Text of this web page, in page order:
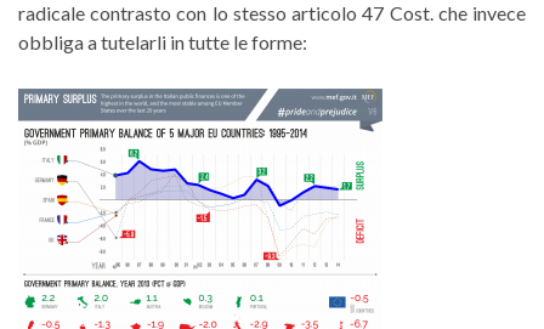
radicale contrasto con lo stesso articolo 47 Cost. che invece
obbliga a tutelarli in tutte le forme: